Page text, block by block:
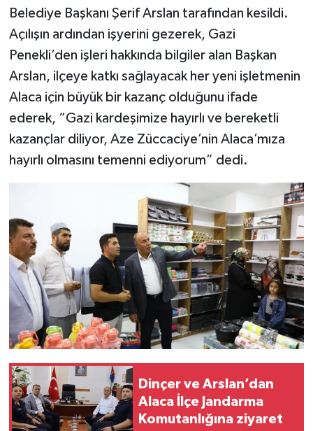
Belediye Başkanı Şerif Arslan tarafından kesildi.
Açılışın ardından işyerini gezerek, Gazi
Penekli’den işleri hakkında bilgiler alan Başkan
Arslan, ilçeye katkı sağlayacak her yeni işletmenin
Alaca için büyük bir kazanç olduğunu ifade
ederek, “Gazi kardeşimize hayırlı ve bereketli
kazançlar diliyor, Aze Züccaciye’nin Alaca’mıza
hayırlı olmasını temenni ediyorum” dedi.
Dinçer ve Arslan’dan
Alaca İlçe Jandarma
Komutanlığına ziyaret